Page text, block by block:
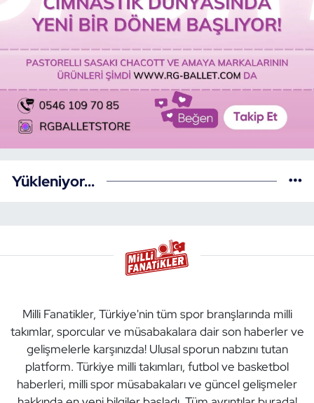
Yükleniyor...
Milli Fanatikler, Türkiye'nin tüm spor branşlarında milli
takımlar, sporcular ve müsabakalara dair son haberler ve
gelişmelerle karşınızda! Ulusal sporun nabzını tutan
platform. Türkiye milli takımları, futbol ve basketbol
haberleri, milli spor müsabakaları ve güncel gelişmeler